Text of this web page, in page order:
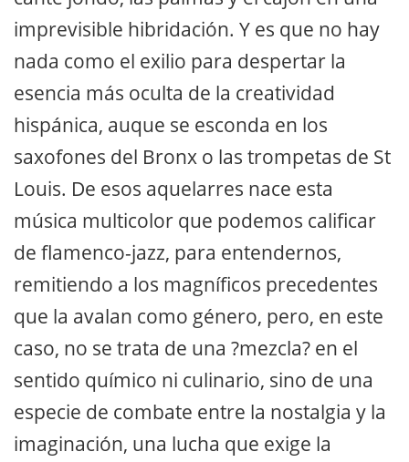
imprevisible hibridación. Y es que no hay
nada como el exilio para despertar la
esencia más oculta de la creatividad
hispánica, auque se esconda en los
saxofones del Bronx o las trompetas de St
Louis. De esos aquelarres nace esta
música multicolor que podemos calificar
de flamenco-jazz, para entendernos,
remitiendo a los magníficos precedentes
que la avalan como género, pero, en este
caso, no se trata de una ?mezcla? en el
sentido químico ni culinario, sino de una
especie de combate entre la nostalgia y la
imaginación, una lucha que exige la